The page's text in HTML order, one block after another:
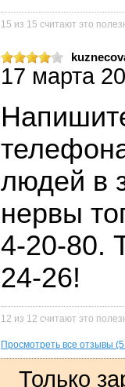
15 из 15 считают это
17 марта
людей в
нервы
4-20-80.
24-26!
12 из 12 считают это
Просмотреть все отзывы
Только